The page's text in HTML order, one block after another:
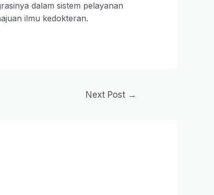
dalam sistem pelayanan
ilmu kedokteran.
Next Post →